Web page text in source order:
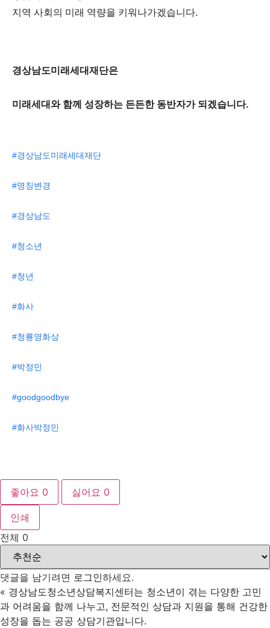
지역 사회의 미래 역량을 키워나가겠습니다.
경상남도미래세대재단은
미래세대와 함께 성장하는 든든한 동반자가 되겠습니다.
#경상남도미래세대재단
#명칭변경
#경상남도
#청소년
#청년
#화사
#청룡영화상
#박정민
#goodgoodbye
#화사박정민
좋아요 0 싫어요 0
인쇄
전체 0
댓글을 남기려면 로그인하세요.
« 경상남도청소년상담복지센터는 청소년이 겪는 다양한 고민
과 어려움을 함께 나누고, 전문적인 상담과 지원을 통해 건강한
성장을 돕는 공공 상담기관입니다.